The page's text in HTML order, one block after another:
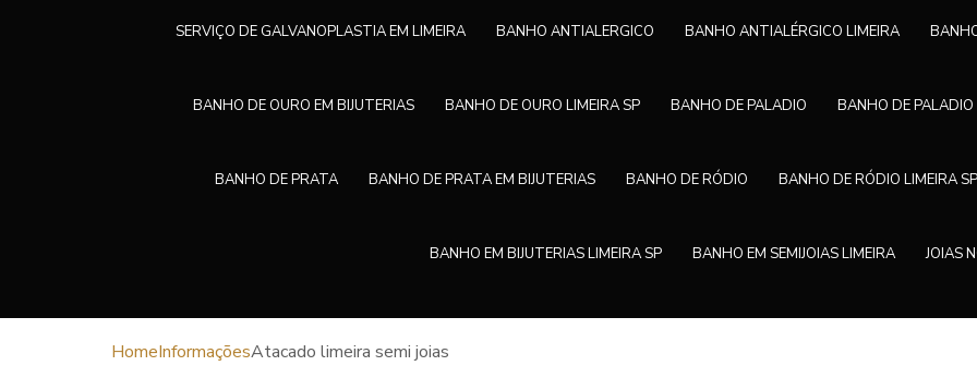
SERVIÇO DE GALVANOPLASTIA EM LIMEIRA BANHO ANTIALERGICO BANHO ANTIALÉRGICO LIMEIRA
BANHO DE OURO EM BIJUTERIAS BANHO DE OURO LIMEIRA SP BANHO DE PALADIO BANHO DE PALADIO
BANHO DE PRATA BANHO DE PRATA EM BIJUTERIAS BANHO DE RÓDIO BANHO DE RÓDIO LIMEIRA SP
BANHO EM BIJUTERIAS LIMEIRA SP BANHO EM SEMIJOIAS LIMEIRA JOIAS
HomeInformaçõesAtacado limeira semi joias